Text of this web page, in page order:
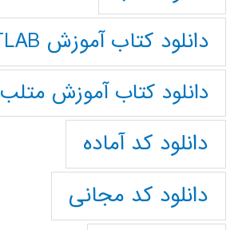
دانلود کتاب آموزش MATLAB
دانلود کتاب آموزش متلب
دانلود کد آماده
دانلود کد مجانی